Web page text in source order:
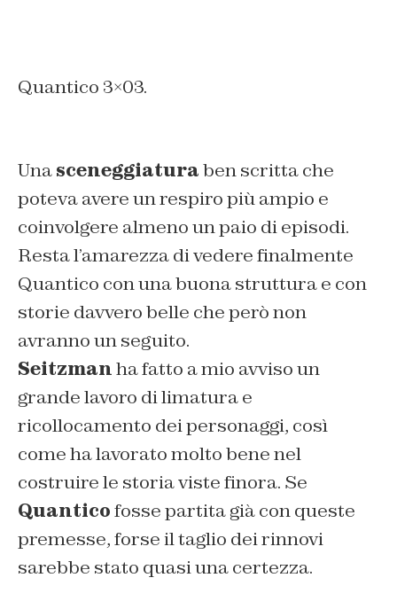
Quantico 3×03.
Unasceneggiaturaben scritta che
poteva avere un respiro più ampio e
coinvolgere almeno un paio di episodi.
Resta l’amarezza di vedere finalmente
Quantico con una buona struttura e con
storie davvero belle che però non
avranno un seguito.
Seitzmanha fatto a mio avviso un
grande lavoro di limatura e
ricollocamento dei personaggi, così
come ha lavorato molto bene nel
costruire le storia viste finora. Se
Quanticofosse partita già con queste
premesse, forse il taglio dei rinnovi
sarebbe stato quasi una certezza.